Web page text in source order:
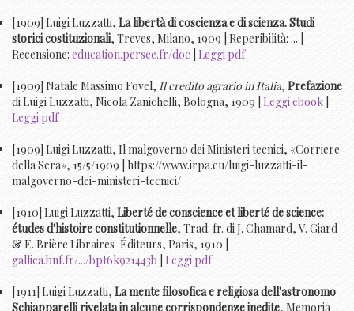
[1909] Luigi Luzzatti, La libertà di coscienza e di scienza. Studi
storici costituzionali, Treves, Milano, 1909 | Reperibilità: ... |
Recensione: education.persee.fr/doc Leggi pdf
[1909] Natale Massimo Fovel, Il credito agrario in Italia, Prefazione
di Luigi Luzzatti, Nicola Zanichelli, Bologna, 1909 | Leggi ebook
Leggi pdf
[1909] Luigi Luzzatti, Il malgoverno dei Ministeri tecnici, «Corriere
della Sera», 15/5/1909 | https://www.irpa.eu/luigi-luzzatti-il-
malgoverno-dei-ministeri-tecnici/
[1910] Luigi Luzzatti, Liberté de conscience et liberté de science:
études d'histoire constitutionnelle, Trad. fr. di J. Chamard, V. Giard
& E. Brière Libraires-Éditeurs, Paris, 1910 |
gallica.bnf.fr/.../bpt6k921443b Leggi pdf
[1911] Luigi Luzzatti, La mente filosofica e religiosa dell'astronomo
Schiapparelli rivelata in alcune corrispondenze inedite, Memoria